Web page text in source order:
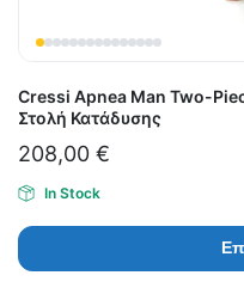
Cressi Apnea Man Two-
Στολή Κατάδυσης
208,00 €
In Stock